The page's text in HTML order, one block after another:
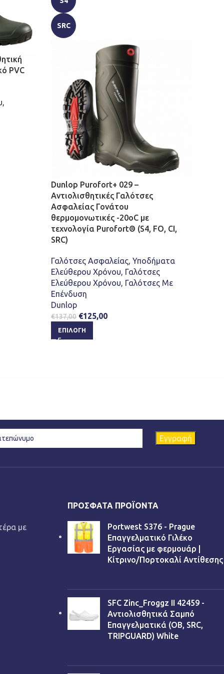
PVC
,
SRC
Dunlop Purofort+ 029 –
Αντιολισθητικές Γαλότσες
Ασφαλείας Γονάτου
θερμομονωτικές -20οC με
τεχνολογία Purofort® (S4, FO, CI,
SRC)
Γαλότσες Ασφαλείας, Υποδήματα
Ελεύθερου Χρόνου, Γαλότσες
Ελεύθερου Χρόνου, Γαλότσες Με
Επένδυση
Dunlop
€137,00 €125,00
ΕΠΙΛΟΓΉ
με
ΠΡΌΣΦΑΤΑ ΠΡΟΪΌΝΤΑ
Portwest S376 - Prague
Επαγγελματικό Γιλέκο
Εργασίας με φερμουάρ |
Κίτρινο/Πορτοκαλί Αντίθεσης
SFC Zinc_Froggz II 42459 -
Αντιολισθητικά Σαμπό
Επαγγελματικά (OB, SRC,
TRIPGUARD) White